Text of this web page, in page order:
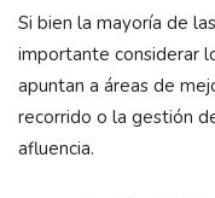
Si bien la mayoría de
importante considerar
apuntan a áreas de
recorrido o la gestión
afluencia.